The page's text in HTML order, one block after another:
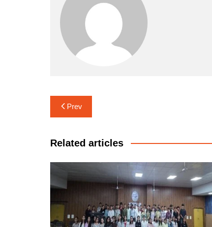
Post
navigation
Prev
Related articles